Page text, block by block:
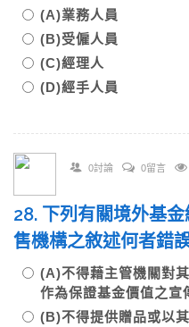
(A)業務人員
(B)受僱人員
(C)經理人
(D)經手人員
0討論 0留言
28. 下列有關境外基
售機構之敘述何者錯
(A)不得藉主管機關對
作為保證基金價值之
(B)不得提供贈品或以